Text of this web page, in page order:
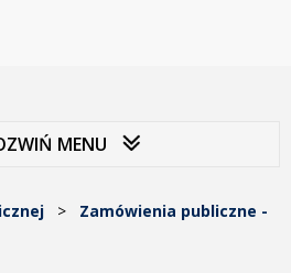
MENU
> Zamówienia publiczne -